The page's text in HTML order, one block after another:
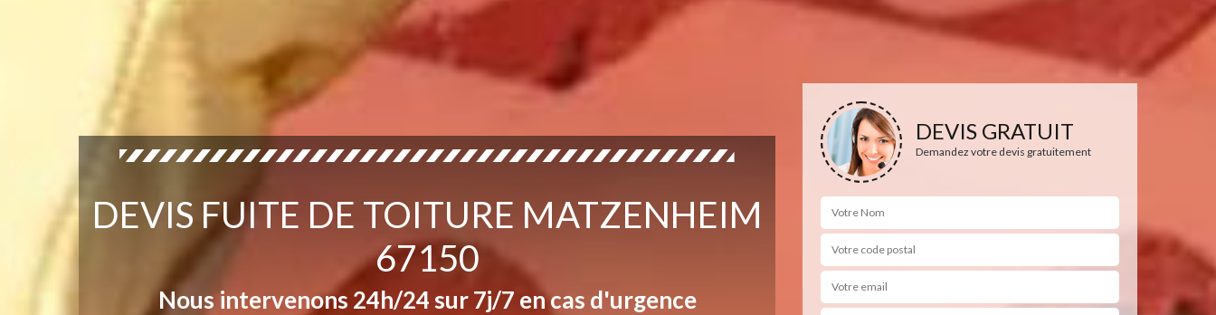
DEVIS FUITE DE TOITURE MATZENHEIM
67150
Nous intervenons 24h/24 sur 7j/7 en cas d'urgence
DEVIS GRATUIT
Demandez votre devis gratuitement